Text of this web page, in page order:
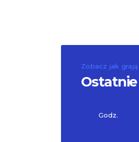
Zobacz jak
Godz.